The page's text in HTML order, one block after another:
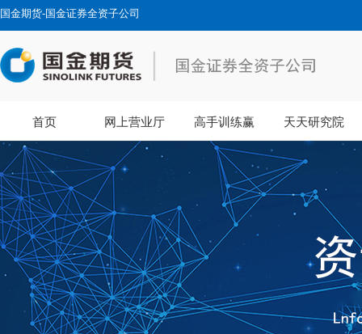
国金期货-国金证券全资子公司
首页 网上营业厅 高手训练赢 天天研究院